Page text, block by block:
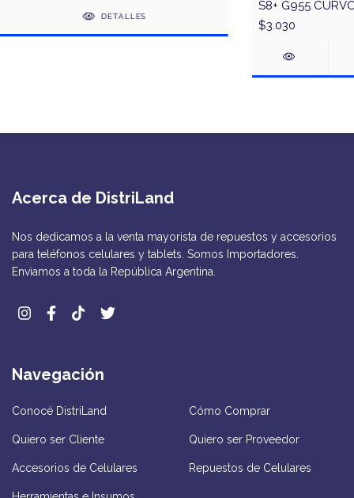
DETALLES
S8+ G955
$3.030
Acerca de DistriLand
Nos dedicamos a la venta mayorista de repuestos y accesorios
para teléfonos celulares y tablets. Somos Importadores.
Enviamos a toda la República Argentina.
Navegación
Conocé DistriLand Cómo Comprar
Quiero ser Cliente Quiero ser Proveedor
Accesorios de Celulares Repuestos de Celulares